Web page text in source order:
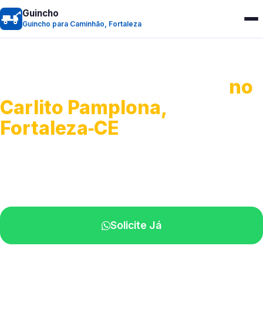
Guincho
Guincho para Caminhão, Fortaleza
no
Carlito Pamplona,
Fortaleza‑CE
Solicite Já